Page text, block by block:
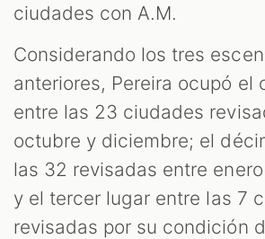
ciudades con A.M.
Considerando los tres
anteriores, Pereira ocupó el
entre las 23 ciudades
octubre y diciembre; el
las 32 revisadas entre
y el tercer lugar entre las 7
revisadas por su condición